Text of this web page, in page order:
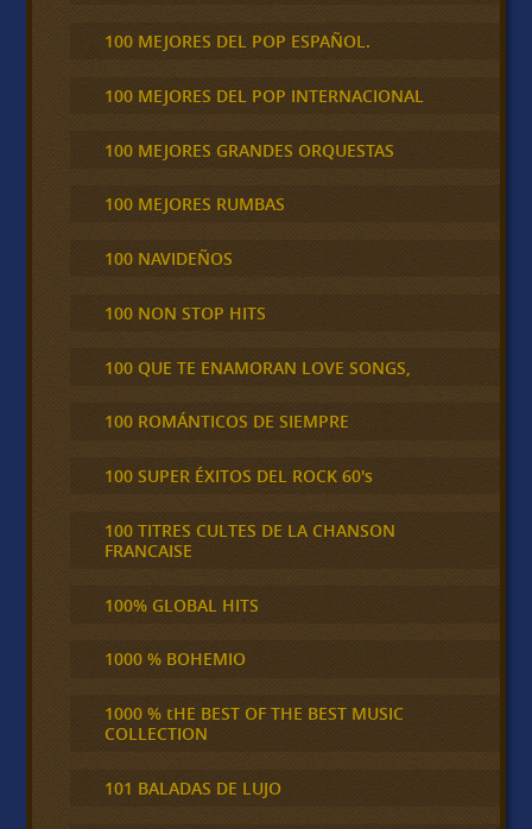
100 MEJORES DEL POP ESPAÑOL.
100 MEJORES DEL POP INTERNACIONAL
100 MEJORES GRANDES ORQUESTAS
100 MEJORES RUMBAS
100 NAVIDEÑOS
100 NON STOP HITS
100 QUE TE ENAMORAN LOVE SONGS,
100 ROMÁNTICOS DE SIEMPRE
100 SUPER ÉXITOS DEL ROCK 60's
100 TITRES CULTES DE LA CHANSON
FRANCAISE
100% GLOBAL HITS
1000 % BOHEMIO
1000 % tHE BEST OF THE BEST MUSIC
COLLECTION
101 BALADAS DE LUJO